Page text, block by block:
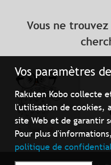
Vos paramètres
Rakuten Kobo collecte
l'utilisation de cookies,
site Web et de garantir
Pour plus
politique de
Vous ne